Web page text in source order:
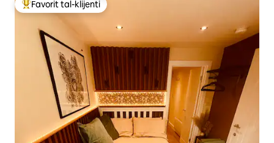
Wieħed mill-aqwa favoriti tal-klijenti
Favorit tal-klijenti